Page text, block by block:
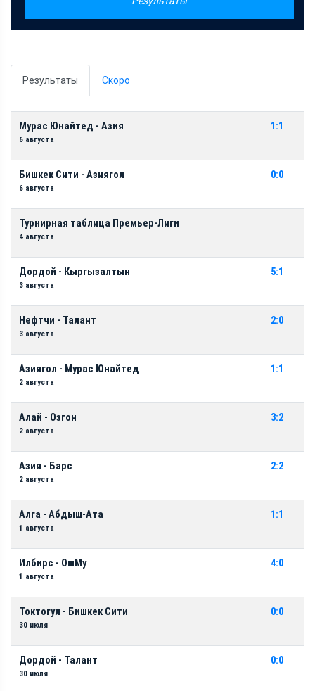
Результаты Скоро
Мурас Юнайтед - Азия
6 августа
1:1
Бишкек Сити - Азиягол
6 августа
0:0
Турнирная таблица Премьер-Лиги
4 августа
Дордой - Кыргызалтын
3 августа
5:1
Нефтчи - Талант
3 августа
2:0
Азиягол - Мурас Юнайтед
2 августа
1:1
Алай - Озгон
2 августа
3:2
Азия - Барс
2 августа
2:2
Алга - Абдыш-Ата
1 августа
1:1
Илбирс - ОшМу
1 августа
4:0
Токтогул - Бишкек Сити
30 июля
0:0
Дордой - Талант
30 июля
0:0